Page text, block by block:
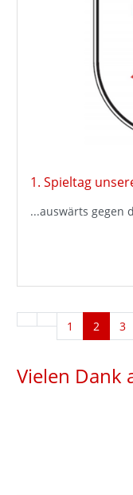
1. Spieltag
...auswärts gegen
1 2 3
Vielen Dank